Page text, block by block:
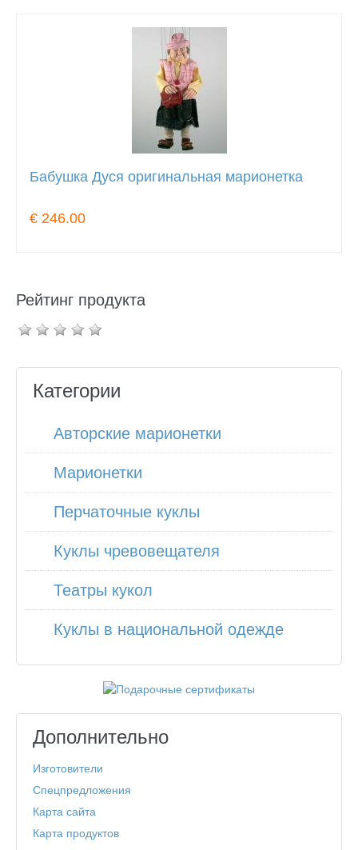
Бабушка Дуся оригинальная марионетка
€ 246.00
Рейтинг продукта
Категории
Авторские марионетки
Марионетки
Перчаточные куклы
Куклы чревовещателя
Театры кукол
Куклы в национальной одежде
Дополнительно
Изготовители
Спецпредложения
Карта сайта
Карта продуктов